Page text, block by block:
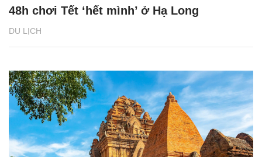
DU LỊCH
48h chơi Tết ‘hết mình’ ở Hạ Long